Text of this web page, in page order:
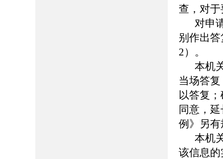
查，对
对申
别作出
2）。
本机
当场答
以答复
同意，
例》另
本机
该信息